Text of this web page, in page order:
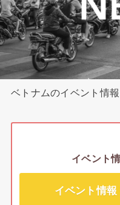
ベトナムのイベント情報
イベント
イベント情